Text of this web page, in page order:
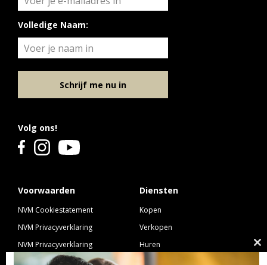
Voorwaarden
NVM Cookiestatement
NVM Privacyverklaring
NVM Privacyverklaring
Nieuwbouw
Diensten
Kopen
Verkopen
Huren
Volg ons!
Volledige Naam:
Schrijf me nu in